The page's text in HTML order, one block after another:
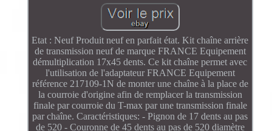
Etat : Neuf Produit neuf en parfait état. Kit chaîne arrière
de transmission neuf de marque FRANCE Equipement
démultiplication 17x45 dents. Ce kit chaîne permet avec
l'utilisation de l'adaptateur FRANCE Equipement
référence 217109-1N de monter une chaîne à la place de
la courroie d'origine afin de remplacer la transmission
finale par courroie du T-max par une transmission finale
par chaîne. Caractéristiques: - Pignon de 17 dents au pas
de 520 - Couronne de 45 dents au pas de 520 diamètre